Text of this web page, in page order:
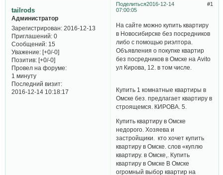
Поделиться 1
2016-12-14
07:00:05
tailrods
Администратор
Зарегистрирован: 2016-12-13
Приглашений:0
Сообщений:15
Уважение: [+0/-0]
Позитив: [+0/-0]
Провел на форуме:
1 минуту
Последний визит:
2016-12-14 10:18:17
На сайте можно купить квартиру
в Новосибирске без посредников
либо с помощью риэлтора.
Объявления о покупке квартир
без посредников в Омске на Avito
ул Кирова, 12. в том числе.
Купить 1 комнатные квартиры в
Омске без. предлагает квартиру в
строящемся. КИРОВА. 5.
Купить квартиру в Омске
недорого. Хозяева и
застройщики. кто хочет купить
квартиру в Омске. слов «куплю
квартиру. в Омске,. Купить
квартиру в Омске В Омске
огромный выбор квартир на